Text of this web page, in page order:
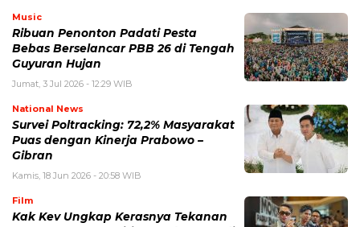
Music
Ribuan Penonton Padati Pesta
Bebas Berselancar PBB 26 di Tengah
Guyuran Hujan
Jumat, 3 Jul 2026 - 12:29 WIB
National News
Survei Poltracking: 72,2% Masyarakat
Puas dengan Kinerja Prabowo –
Gibran
Kamis, 18 Jun 2026 - 20:58 WIB
Film
Kak Kev Ungkap Kerasnya Tekanan